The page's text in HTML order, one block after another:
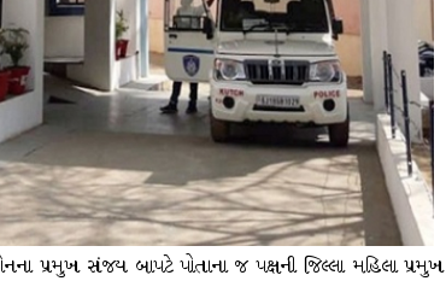
પ્રમુખ સંજય બાપટે પોતાના જ પક્ષની જિલ્લા મહિલા પ્રમુખ